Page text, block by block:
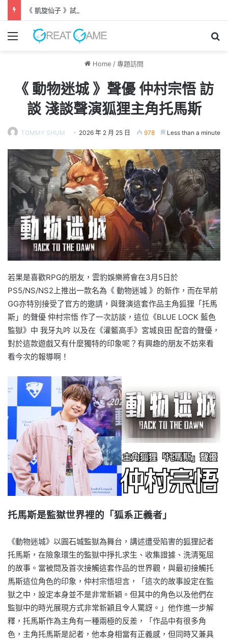
《 凱旋仙子 》試玩版推出 以女子騎術學校作主題
Menu
Home /專題訪問
《 動物迷城 》聲優 仲村宗悟 訪
談 淺談聲演狐狸主角托馬斯
TOMMY SHUM 2026 年 2 月 25 日 978 Less than a minute
若果是喜歡RPG的朋友，雲豹娛樂將會在3月5日於
PS5/NS/NS2上推出一款名為《 動物迷城 》的新作，而在早前
GG亦特別接受了官方的邀請，與聲演這套作品主角狐狸「托馬
斯」的聲優 仲村宗悟 作了一次訪談，這位《BLUE LOCK 藍色
監獄》中 我牙丸吟 以及在《灌籃高手》宮城良田 配音的聲優，
對於這款遊戲又有什麼獨特的印象呢？有興趣的朋友不妨來看
看今次的報導啊！
托馬斯是監獄世界裡的「狐系正義者」
《動物迷城》以圓石城監獄為舞台，講述遭受陷害的狐狸記者
托馬斯，在險象環生的監獄中掙扎求生、收集證據、洗清冤屈
的故事。當被問及首次接觸這套作品的世界觀，與最初接觸托
馬斯這位角色的印象，仲村宗悟坦言，「這次的故事設定在監
獄之中，設定本身並不是非常新穎。但其中的角色以及他們在
監獄中的時光展現方式非常新穎且令人驚訝。」他作進一步解
釋，托馬斯作為主角有一種兩極的反差，「作品中有很多角
色，主角托馬斯是記者，他本身相當有正義感，但同時又兼具